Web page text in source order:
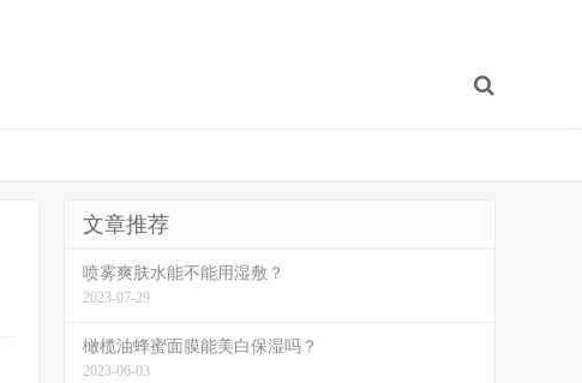
文章推荐
喷雾爽肤水能不能用湿敷？
2023-07-29
橄榄油蜂蜜面膜能美白保湿吗？
2023-06-03